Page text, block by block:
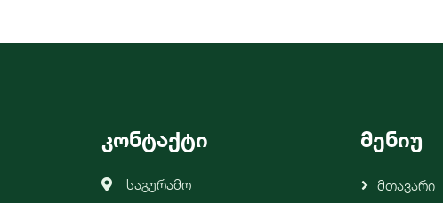
კონტაქტი
საგურამო
მენიუ
Მთავარი